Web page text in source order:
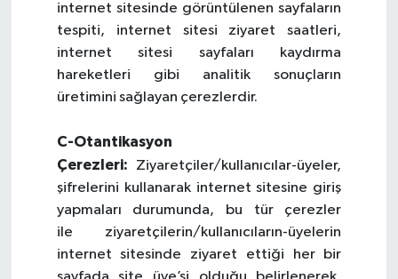
internet sitesinde görüntülenen sayfaların
tespiti, internet sitesi ziyaret saatleri,
internet sitesi sayfaları kaydırma
hareketleri gibi analitik sonuçların
üretimini sağlayan çerezlerdir.
C-Otantikasyon
Çerezleri: Ziyaretçiler/kullanıcılar-üyeler,
şifrelerini kullanarak internet sitesine giriş
yapmaları durumunda, bu tür çerezler
ile ziyaretçilerin/kullanıcıların-üyelerin
internet sitesinde ziyaret ettiği her bir